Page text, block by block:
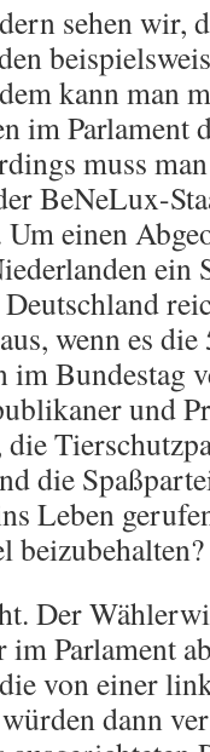
sehen wir,
kann man
im Parlament
muss man
BeNeLux-
einen
ein
wenn es
im Bundestag
und
die
Leben
beizubehalten?
Der
Parlament
von einer
dann